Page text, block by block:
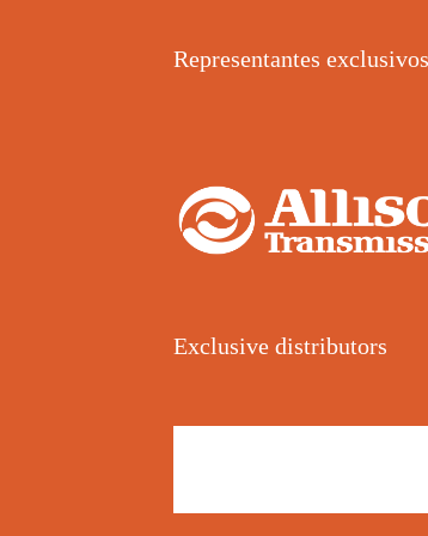
Representantes exclusivos
Exclusive distributors